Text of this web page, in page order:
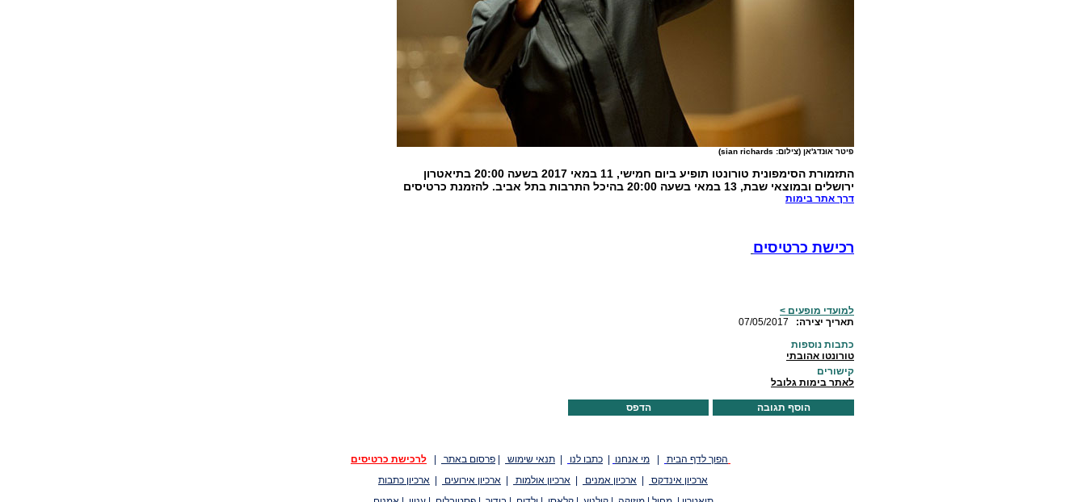
פיטר אוּנדג'אן (צילום: sian richards)
התזמורת הסימפונית טורונטו תופיע ביום חמישי, 11 במאי 2017 בשעה 20:00 בתיאטרון
ירושלים ובמוצאי שבת, 13 במאי בשעה 20:00 בהיכל התרבות בתל אביב. להזמנת כרטיסים
דרך אתר בימות
רכישת כרטיסים
למועדי מופעים >
07/05/2017
:תאריך יצירה
כתבות נוספות
טורונטו אהובתי
קישורים
לאתר בימות גלובל
הדפס הוסף תגובה
הפוך לדף הבית מי אנחנו כתבו לנו תנאי שימוש פרסום באתר
לרכישת כרטיסים
ארכיון אינדקס
ארכיון אמנים ארכיון אולמות ארכיון אירועים
ארכיון כתבות